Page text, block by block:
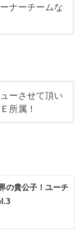
ナーチームな
ーさせて頂い
所属！
の貴公子！ユーチ